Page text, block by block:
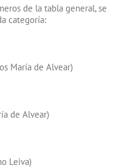
de la tabla general, se
categoría:
María de Alvear)
de Alvear)
Leiva)